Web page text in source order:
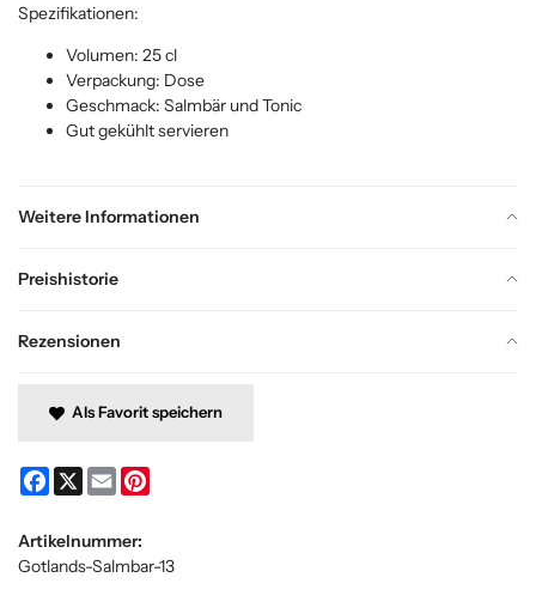
Weitere Informationen
Preishistorie
Rezensionen
Spezifikationen:
Volumen: 25 cl
Verpackung: Dose
Geschmack: Salmbär und Tonic
Gut gekühlt servieren
Als Favorit speichern
Facebook
X Email
Artikelnummer:
Gotlands-Salmbar-13